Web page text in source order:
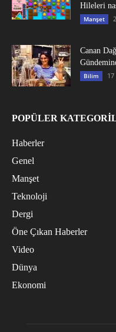
Hileleri
Manşet
Canan
Bilim
POPÜLER
Haberler
Genel
Manşet
Teknoloji
Dergi
Öne Çıkan Haberler
Video
Dünya
Ekonomi